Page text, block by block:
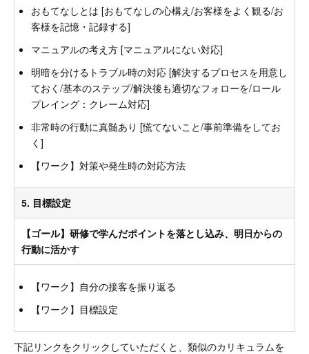
おもてなしとは [おもてなしの心構え/お客様をよく観る/お
客様を記憶・記録する]
マニュアルの考え方 [マニュアルにない対応]
明暗を分けるトラブル時の対応 [解決するプロセスを用意し
ておく/基本のステップ/解決後も適切なフォローを/ロール
プレイング：クレーム対応]
非常時の行動に真髄あり [慌てないこと/事前準備をしてお
く]
【ワーク】対策や発生時の対応方法
5. 目標設定
【ゴール】研修で学んだポイントを落とし込み、明日からの
行動に活かす
【ワーク】自分の接客を振り返る
【ワーク】目標設定
下記リンクをクリックしていただくと、類似のカリキュラムを